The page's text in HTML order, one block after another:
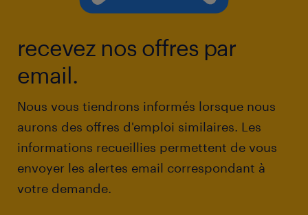
recevez nos offres par
email.
Nous vous tiendrons informés lorsque nous
aurons des offres d'emploi similaires. Les
informations recueillies permettent de vous
envoyer les alertes email correspondant à
votre demande.